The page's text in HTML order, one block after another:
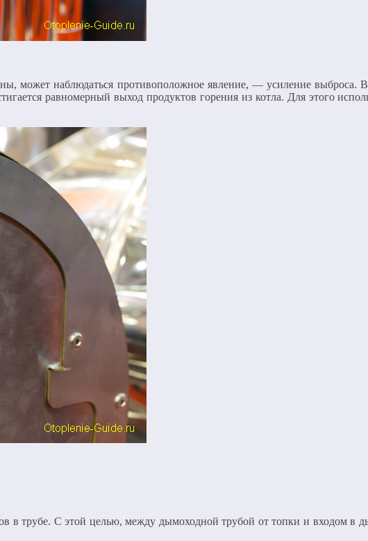
может наблюдаться противоположное явление, — усиление выброса.
равномерный выход продуктов горения из котла. Для этого
в трубе. С этой целью, между дымоходной трубой от топки и входом в